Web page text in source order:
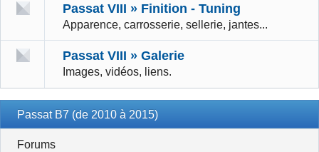
Passat VIII » Finition - Tuning
Apparence, carrosserie, sellerie, jantes...
Passat VIII » Galerie
Images, vidéos, liens.
Passat B7 (de 2010 à 2015)
Forums